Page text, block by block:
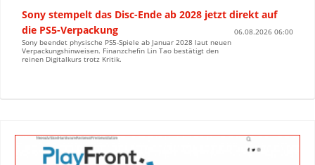
Sony stempelt das Disc-Ende ab 2028 jetzt direkt auf
die PS5-Verpackung
06.08.2026 06:00
Sony beendet physische PS5-Spiele ab Januar 2028 laut neuen
Verpackungshinweisen. Finanzchefin Lin Tao bestätigt den
reinen Digitalkurs trotz Kritik.